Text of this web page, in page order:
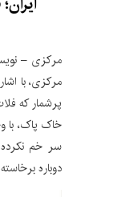
مرکزی –
مرکزی، با
پرشمار که
خاک پاک، با
سر خم
دوباره